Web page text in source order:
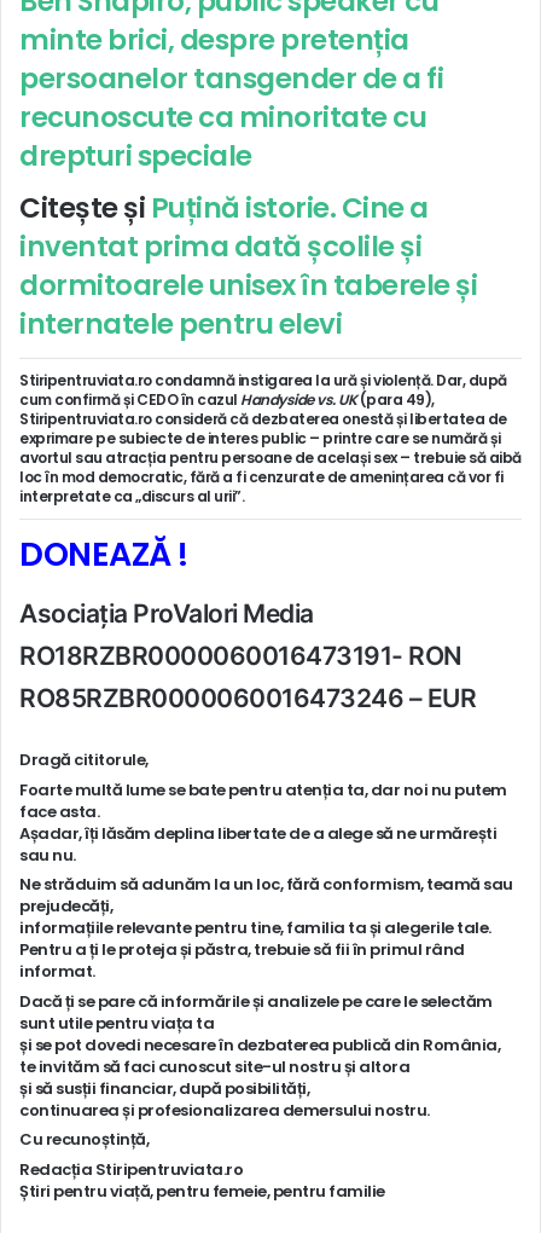
minte brici, despre pretenția
persoanelor tansgender de a fi
recunoscute ca minoritate cu
drepturi speciale
Citește și Puțină istorie. Cine a
inventat prima dată școlile și
dormitoarele unisex în taberele și
internatele pentru elevi
Stiripentruviata.ro condamnă instigarea la ură și violență. Dar, după
cum confirmă și CEDO în cazul Handyside vs. UK(para 49),
Stiripentruviata.ro consideră că dezbaterea onestă și libertatea de
exprimare pe subiecte de interes public – printre care se numără și
avortul sau atracția pentru persoane de același sex – trebuie să aibă
loc în mod democratic, fără a fi cenzurate de amenințarea că vor fi
interpretate ca „discurs al urii”.
DONEAZĂ !
Asociația ProValori Media
RO18RZBR0000060016473191- RON
RO85RZBR0000060016473246 – EUR
Dragă cititorule,
Foarte multă lume se bate pentru atenția ta, dar noi nu putem
face asta.
Așadar, îți lăsăm deplina libertate de a alege să ne urmărești
sau nu.
Ne străduim să adunăm la un loc, fără conformism, teamă sau
prejudecăți,
informațiile relevante pentru tine, familia ta și alegerile tale.
Pentru a ți le proteja și păstra, trebuie să fii în primul rând
informat.
Dacă ți se pare că informările și analizele pe care le selectăm
sunt utile pentru viața ta
și se pot dovedi necesare în dezbaterea publică din România,
te invităm să faci cunoscut site-ul nostru și altora
și să susții financiar, după posibilități,
continuarea și profesionalizarea demersului nostru.
Cu recunoștință,
Redacția Stiripentruviata.ro
Știri pentru viață, pentru femeie, pentru familie